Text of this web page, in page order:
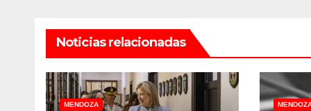
Noticias relacionadas
MENDOZA